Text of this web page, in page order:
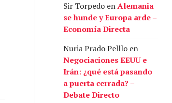
Sir Torpedo enAlemania
se hunde y Europa arde –
Economía Directa
Nuria Prado Pelllo en
Negociaciones EEUU e
Irán: ¿qué está pasando
a puerta cerrada? –
Debate Directo